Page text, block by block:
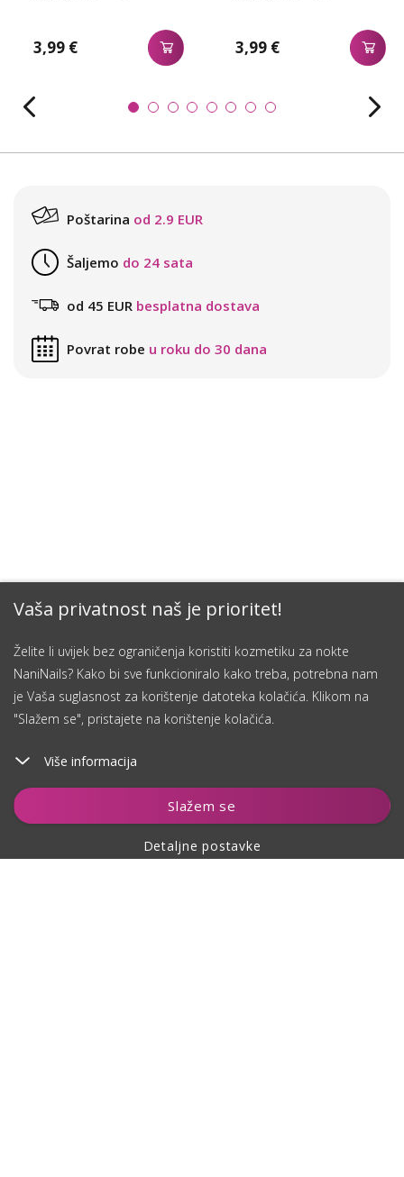
Vaša privatnost naš je prioritet!
Želite li uvijek bez ograničenja koristiti kozmetiku za nokte
NaniNails? Kako bi sve funkcioniralo kako treba, potrebna nam
je Vaša suglasnost za korištenje datoteka kolačića. Klikom na
"Slažem se", pristajete na korištenje kolačića.
Više informacija
Slažem se
Detaljne postavke
Dodaj u košaricu
3,99 € 3,99 €
Poštarina od 2.9 EUR
Šaljemo do 24 sata
od 45 EUR besplatna dostava
Povrat robe u roku do 30 dana